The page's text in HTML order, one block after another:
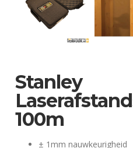
Stanley
100m
± 1mm nauwkeurigheid